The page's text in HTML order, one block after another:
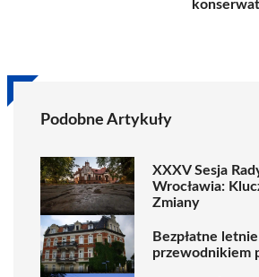
Podobne Artykuły
XXXV Sesja
Wrocławia:
Zmiany
Bezpłatne
przewodnikiem